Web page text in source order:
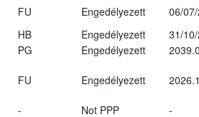
FU Engedélyezett
06/
HB Engedélyezett
31/
PG Engedélyezett
FU Engedélyezett
- Not PPP
-